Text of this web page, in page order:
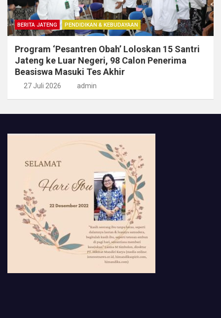
BERITA JATENG PENDIDIKAN & KEBUDAYAAN
Program ‘Pesantren Obah’ Loloskan 15 Santri
Jateng ke Luar Negeri, 98 Calon Penerima
Beasiswa Masuki Tes Akhir
27 Juli 2026 admin